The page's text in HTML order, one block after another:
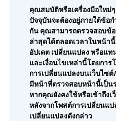
EPUB เป็น PDF
PDF เป็น JPG
คุณสมบัติหรือเครื่องมือใหม่
ปัจจุบันจะต้องอยู่ภายใต้ข้อ
กัน คุณสามารถตรวจสอบข้
ล่าสุดได้ตลอดเวลาในหน้า
อัปเดต เปลี่ยนแปลง หรือแ
และเงื่อนไขเหล่านี้โดยกา
การเปลี่ยนแปลงบนเว็บไซ
มีหน้าที่ตรวจสอบหน้านี้เป็น
หากคุณยังคงใช้หรือเข้าถึง
หลังจากโพสต์การเปลี่ยนแ
เปลี่ยนแปลงดังกล่าว